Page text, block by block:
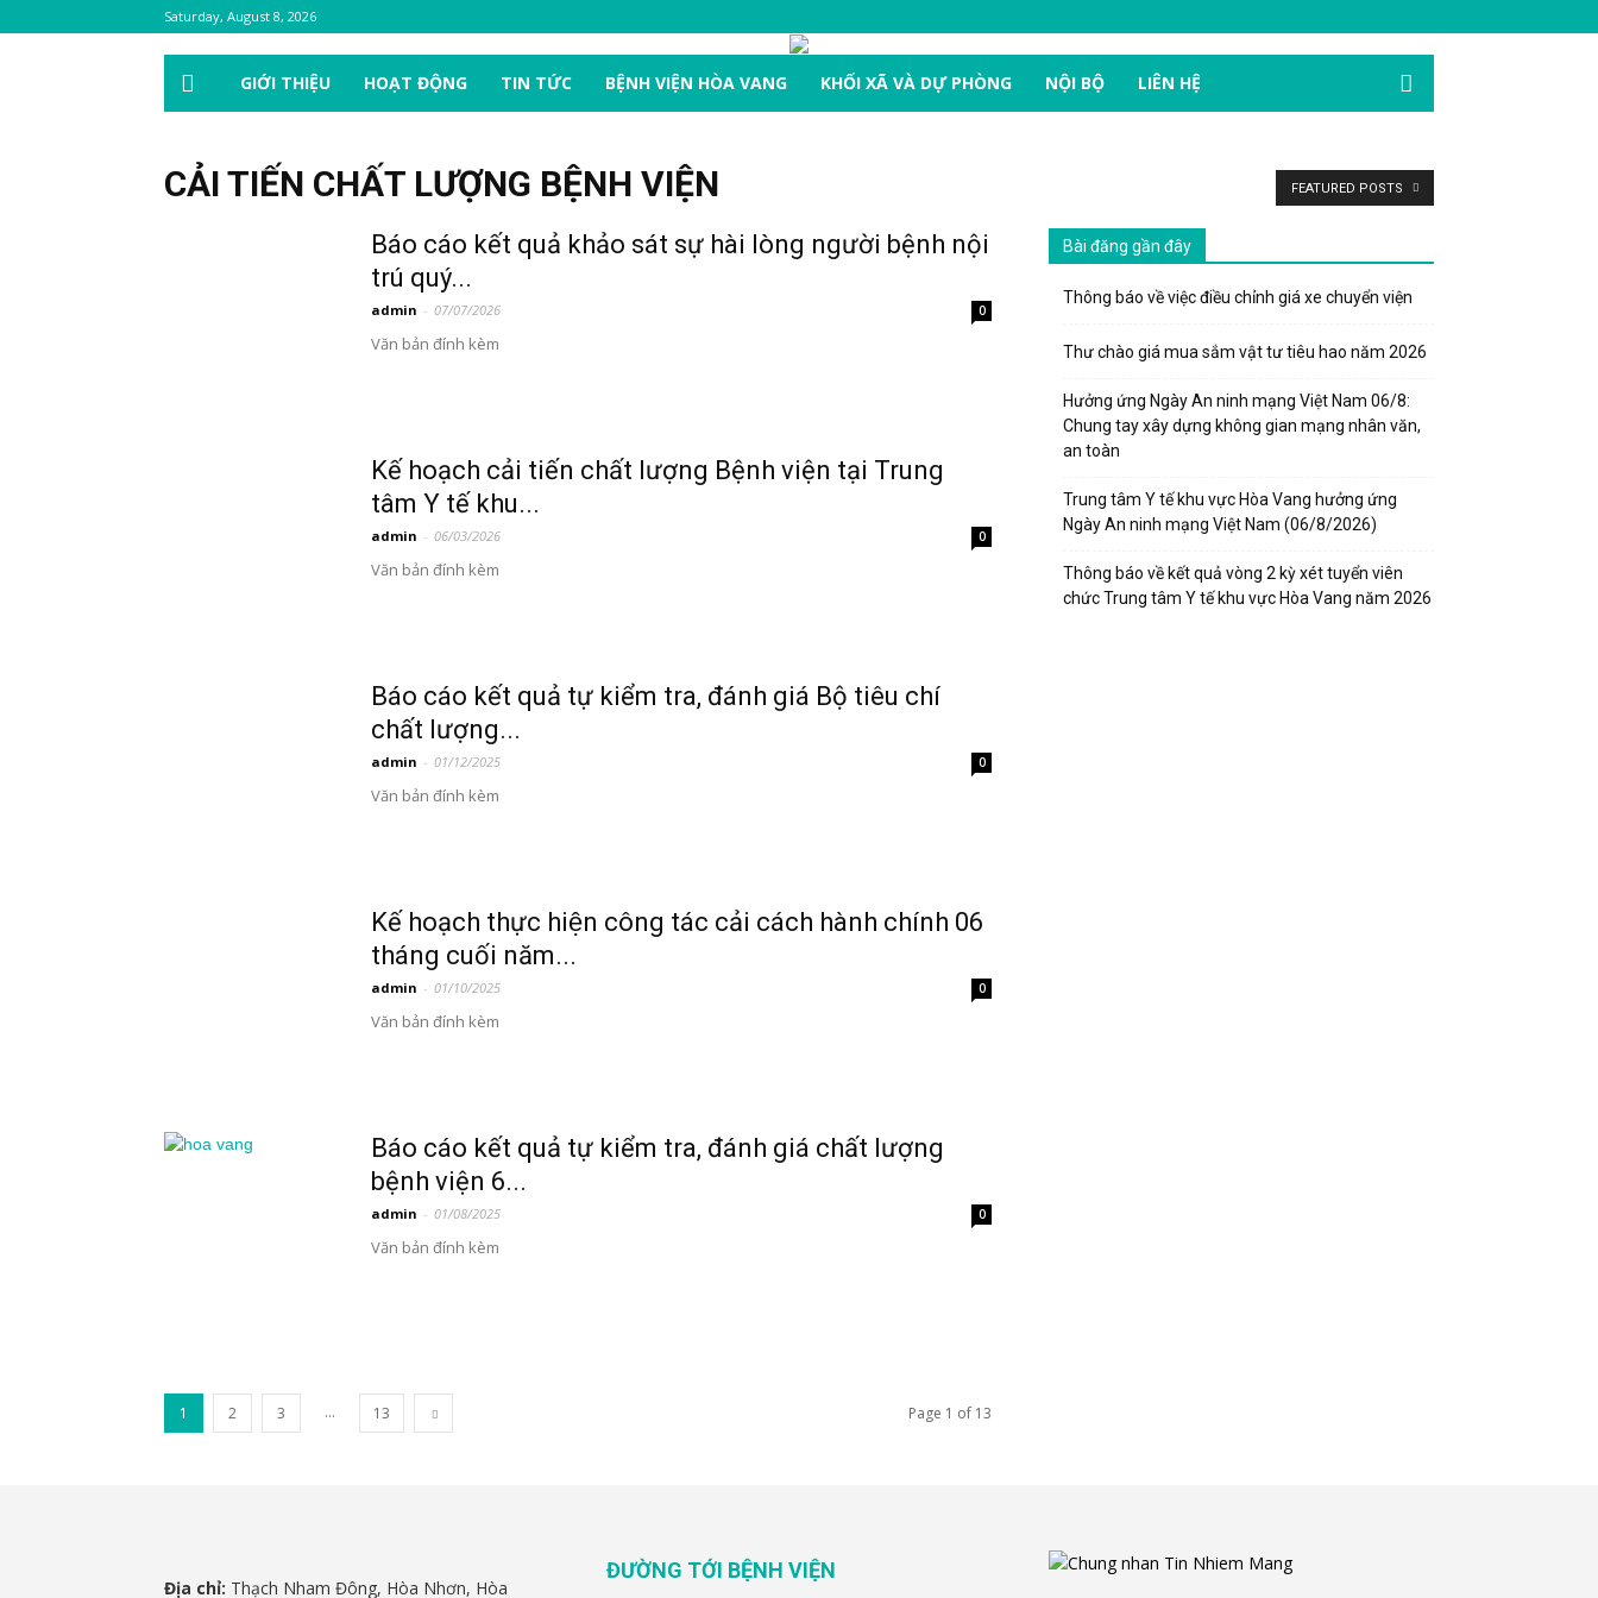
Saturday, August 8, 2026
GIỚI THIỆU HOẠT ĐỘNG TIN TỨC BỆNH VIỆN HÒA VANG KHỐI XÃ VÀ DỰ PHÒNG NỘI BỘ LIÊN HỆ
CẢI TIẾN CHẤT LƯỢNG BỆNH VIỆN FEATURED POSTS
Báo cáo kết quả khảo sát sự hài lòng người bệnh nội
trú quý...
admin - 07/07/2026 0
Văn bản đính kèm
Kế hoạch cải tiến chất lượng Bệnh viện tại Trung
tâm Y tế khu...
admin - 06/03/2026 0
Văn bản đính kèm
Báo cáo kết quả tự kiểm tra, đánh giá Bộ tiêu chí
chất lượng...
admin - 01/12/2025 0
Văn bản đính kèm
Kế hoạch thực hiện công tác cải cách hành chính 06
tháng cuối năm...
admin - 01/10/2025 0
Văn bản đính kèm
Báo cáo kết quả tự kiểm tra, đánh giá chất lượng
bệnh viện 6...
admin - 01/08/2025 0
Văn bản đính kèm
1 2 3 ... 13 Page 1 of 13
Bài đăng gần đây
Thông báo về việc điều chỉnh giá xe chuyển viện
Thư chào giá mua sắm vật tư tiêu hao năm 2026
Hưởng ứng Ngày An ninh mạng Việt Nam 06/8:
Chung tay xây dựng không gian mạng nhân văn,
an toàn
Trung tâm Y tế khu vực Hòa Vang hưởng ứng
Ngày An ninh mạng Việt Nam (06/8/2026)
Thông báo về kết quả vòng 2 kỳ xét tuyển viên
chức Trung tâm Y tế khu vực Hòa Vang năm 2026
Địa chỉ: Thạch Nham Đông, Hòa Nhơn, Hòa
ĐƯỜNG TỚI BỆNH VIỆN